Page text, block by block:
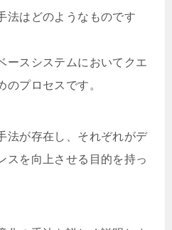
法はどのようなものです
ースシステムにおいてクエ
のプロセスです。
法が存在し、それぞれがデ
スを向上させる目的を持っ